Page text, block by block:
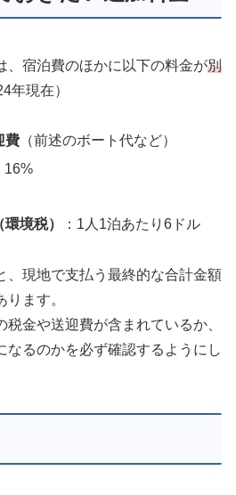
、宿泊費のほかに以下の料金が別
年現在）
費 （前述のボート代など）
16%
境税）
：1人1泊あたり6ドル
、現地で支払う最終的な合計金額
ります。
金や送迎費が含まれているか、
なるのかを必ず確認するようにし